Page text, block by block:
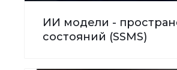
ИИ модели -
состояний (SSMS)